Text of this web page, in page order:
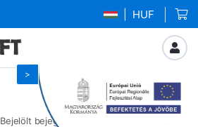
| HUF
Bejelölt bejegyzések Forex